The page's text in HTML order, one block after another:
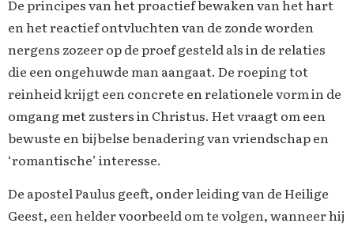
De principes van het proactief bewaken van het hart
en het reactief ontvluchten van de zonde worden
nergens zozeer op de proef gesteld als in de relaties
die een ongehuwde man aangaat. De roeping tot
reinheid krijgt een concrete en relationele vorm in de
omgang met zusters in Christus. Het vraagt om een
bewuste en bijbelse benadering van vriendschap en
‘romantische’ interesse.
De apostel Paulus geeft, onder leiding van de Heilige
Geest, een helder voorbeeld om te volgen, wanneer hij